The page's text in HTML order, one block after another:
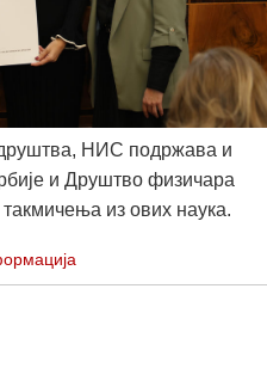
друштва, НИС подржава и
и Друштво физичара
из ових наука.